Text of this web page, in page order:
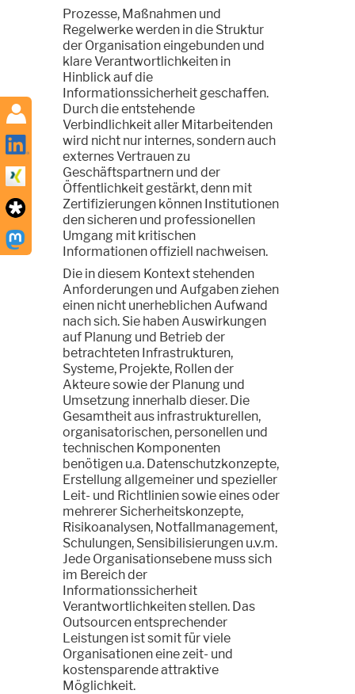
Prozesse, Maßnahmen und
Regelwerke werden in die Struktur
der Organisation eingebunden und
klare Verantwortlichkeiten in
Hinblick auf die
Informationssicherheit geschaffen.
Durch die entstehende
Verbindlichkeit aller Mitarbeitenden
wird nicht nur internes, sondern auch
externes Vertrauen zu
Geschäftspartnern und der
Öffentlichkeit gestärkt, denn mit
Zertifizierungen können Institutionen
den sicheren und professionellen
Umgang mit kritischen
Informationen offiziell nachweisen.
Die in diesem Kontext stehenden
Anforderungen und Aufgaben ziehen
einen nicht unerheblichen Aufwand
nach sich. Sie haben Auswirkungen
auf Planung und Betrieb der
betrachteten Infrastrukturen,
Systeme, Projekte, Rollen der
Akteure sowie der Planung und
Umsetzung innerhalb dieser. Die
Gesamtheit aus infrastrukturellen,
organisatorischen, personellen und
technischen Komponenten
benötigen u.a. Datenschutzkonzepte,
Erstellung allgemeiner und spezieller
Leit- und Richtlinien sowie eines oder
mehrerer Sicherheitskonzepte,
Risikoanalysen, Notfallmanagement,
Schulungen, Sensibilisierungen u.v.m.
Jede Organisationsebene muss sich
im Bereich der
Informationssicherheit
Verantwortlichkeiten stellen. Das
Outsourcen entsprechender
Leistungen ist somit für viele
Organisationen eine zeit- und
kostensparende attraktive
Möglichkeit.